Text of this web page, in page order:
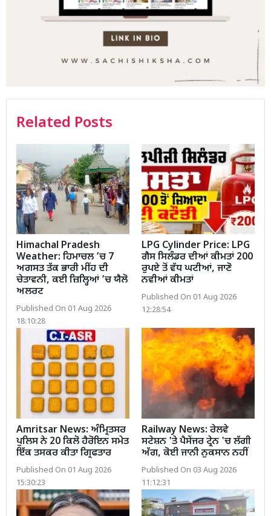
Related Posts
Himachal Pradesh
Weather: ਹਿਮਾਚਲ ’ਚ 7
ਅਗਸਤ ਤੱਕ ਭਾਰੀ ਮੀਂਹ ਦੀ
ਚੇਤਾਵਨੀ, ਕਈ ਜ਼ਿਲ੍ਹਿਆਂ ’ਚ ਯੈਲੋ
ਅਲਰਟ
Published On 01 Aug 2026
18:10:28
LPG Cylinder Price: LPG
ਗੈਸ ਸਿਲੰਡਰ ਦੀਆਂ ਕੀਮਤਾਂ 200
ਰੁਪਏ ਤੋਂ ਵੱਧ ਘਟੀਆਂ, ਜਾਣੋ
ਨਵੀਆਂ ਕੀਮਤਾਂ
Published On 01 Aug 2026
12:28:54
Amritsar News: ਅੰਮ੍ਰਿਤਸਰ
ਪੁਲਿਸ ਨੇ 20 ਕਿਲੋ ਹੈਰੋਇਨ ਸਮੇਤ
ਇੱਕ ਤਸਕਰ ਕੀਤਾ ਗ੍ਰਿਫਤਾਰ
Published On 01 Aug 2026
15:30:23
Railway News: ਰੇਲਵੇ
ਸਟੇਸ਼ਨ 'ਤੇ ਪੈਸੇਂਜਰ ਟ੍ਰੇਨ 'ਚ ਲੱਗੀ
ਅੱਗ, ਕੋਈ ਜਾਨੀ ਨੁਕਸਾਨ ਨਹੀਂ
Published On 03 Aug 2026
11:12:31